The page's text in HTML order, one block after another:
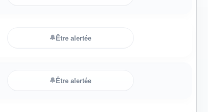
🔔Être alertée
🔔Être alertée